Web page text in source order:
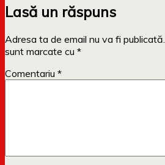
Lasă un răspuns
Adresa ta de email nu va fi publicată.
sunt marcate cu *
Comentariu *